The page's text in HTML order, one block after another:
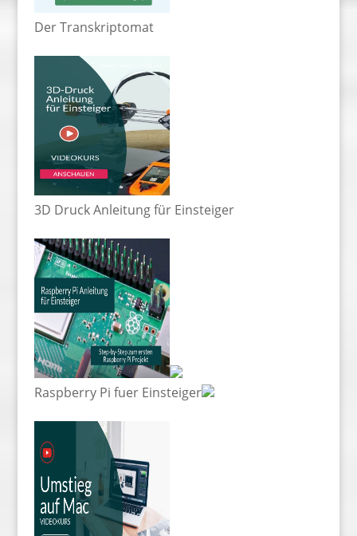
Der Transkriptomat
3D Druck Anleitung für Einsteiger
Raspberry Pi fuer Einsteiger